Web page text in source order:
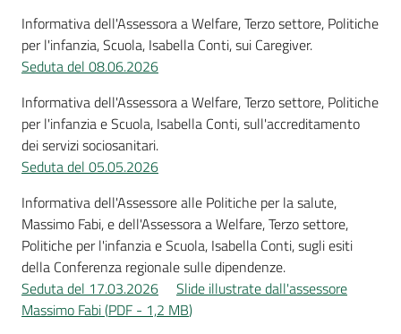
Informativa dell'Assessora a Welfare, Terzo settore, Politiche
per l'infanzia, Scuola, Isabella Conti, sui Caregiver.
Seduta del 08.06.2026
Informativa dell'Assessora a Welfare, Terzo settore, Politiche
per l'infanzia e Scuola, Isabella Conti, sull'accreditamento
dei servizi sociosanitari.
Seduta del 05.05.2026
Informativa dell'Assessore alle Politiche per la salute,
Massimo Fabi, e dell'Assessora a Welfare, Terzo settore,
Politiche per l'infanzia e Scuola, Isabella Conti, sugli esiti
della Conferenza regionale sulle dipendenze.
Seduta del 17.03.2026
Slide illustrate dall'assessore
Massimo Fabi(PDF - 1,2 MB)